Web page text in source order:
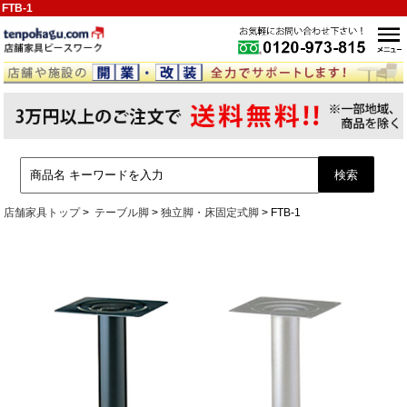
FTB-1
店舗家具トップ テーブル脚 独立脚・床固定式脚 FTB-1